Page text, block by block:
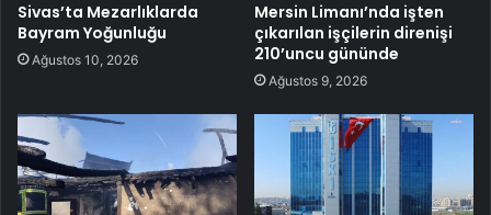
Sivas’ta Mezarlıklarda
Bayram Yoğunluğu
Ağustos 10, 2026
Mersin Limanı’nda işten
çıkarılan işçilerin direnişi
210’uncu gününde
Ağustos 9, 2026